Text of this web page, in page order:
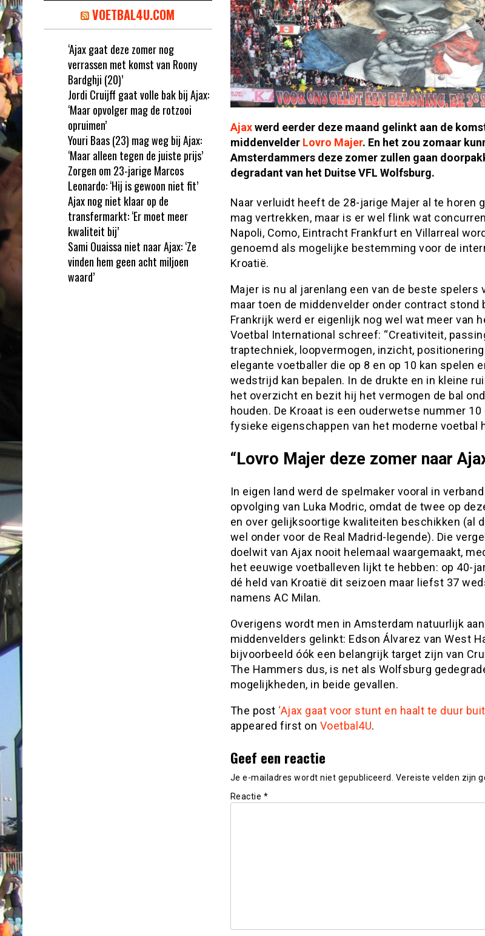
Ajaxwerd eerder deze maand gelinkt aan de
middenvelder Lovro Majer. En het zou zomaar
Amsterdammers deze zomer zullen gaan
degradant van het Duitse VFL Wolfsburg.
Naar verluidt heeft de 28-jarige Majer al te horen
mag vertrekken, maar is er wel flink wat
Napoli, Como, Eintracht Frankfurt en Villarreal
genoemd als mogelijke bestemming voor de
Kroatië.
Majer is nu al jarenlang een van de beste spelers
maar toen de middenvelder onder contract stond
Frankrijk werd er eigenlijk nog wel wat meer van
Voetbal International schreef: “Creativiteit,
traptechniek, loopvermogen, inzicht,
elegante voetballer die op 8 en op 10 kan spelen
wedstrijd kan bepalen. In de drukte en in kleine
het overzicht en bezit hij het vermogen de bal
houden. De Kroaat is een ouderwetse nummer 10
fysieke eigenschappen van het moderne voetbal
“Lovro Majer deze zomer naar
In eigen land werd de spelmaker vooral in
opvolging van Luka Modric, omdat de twee op
en over gelijksoortige kwaliteiten beschikken (al
wel onder voor de Real Madrid-legende). Die
doelwit van Ajax nooit helemaal waargemaakt,
het eeuwige voetballeven lijkt te hebben: op 40-
dé held van Kroatië dit seizoen maar liefst 37
namens AC Milan.
Overigens wordt men in Amsterdam natuurlijk
middenvelders gelinkt: Edson Álvarez van West
bijvoorbeeld óók een belangrijk target zijn van
The Hammers dus, is net als Wolfsburg
mogelijkheden, in beide gevallen.
The post ‘Ajax gaat voor stunt en haalt te duur
appeared first on Voetbal4U.
Geef een reactie
Je e-mailadres wordt niet gepubliceerd. Vereiste velden zijn
Reactie *
VOETBAL4U.COM
‘Ajax gaat deze zomer nog
verrassen met komst van Roony
Bardghji (20)’
Jordi Cruijff gaat volle bak bij Ajax:
‘Maar opvolger mag de rotzooi
opruimen’
Youri Baas (23) mag weg bij Ajax:
‘Maar alleen tegen de juiste prijs’
Zorgen om 23-jarige Marcos
Leonardo: ‘Hij is gewoon niet fit’
Ajax nog niet klaar op de
transfermarkt: ‘Er moet meer
kwaliteit bij’
Sami Ouaissa niet naar Ajax: ‘Ze
vinden hem geen acht miljoen
waard’